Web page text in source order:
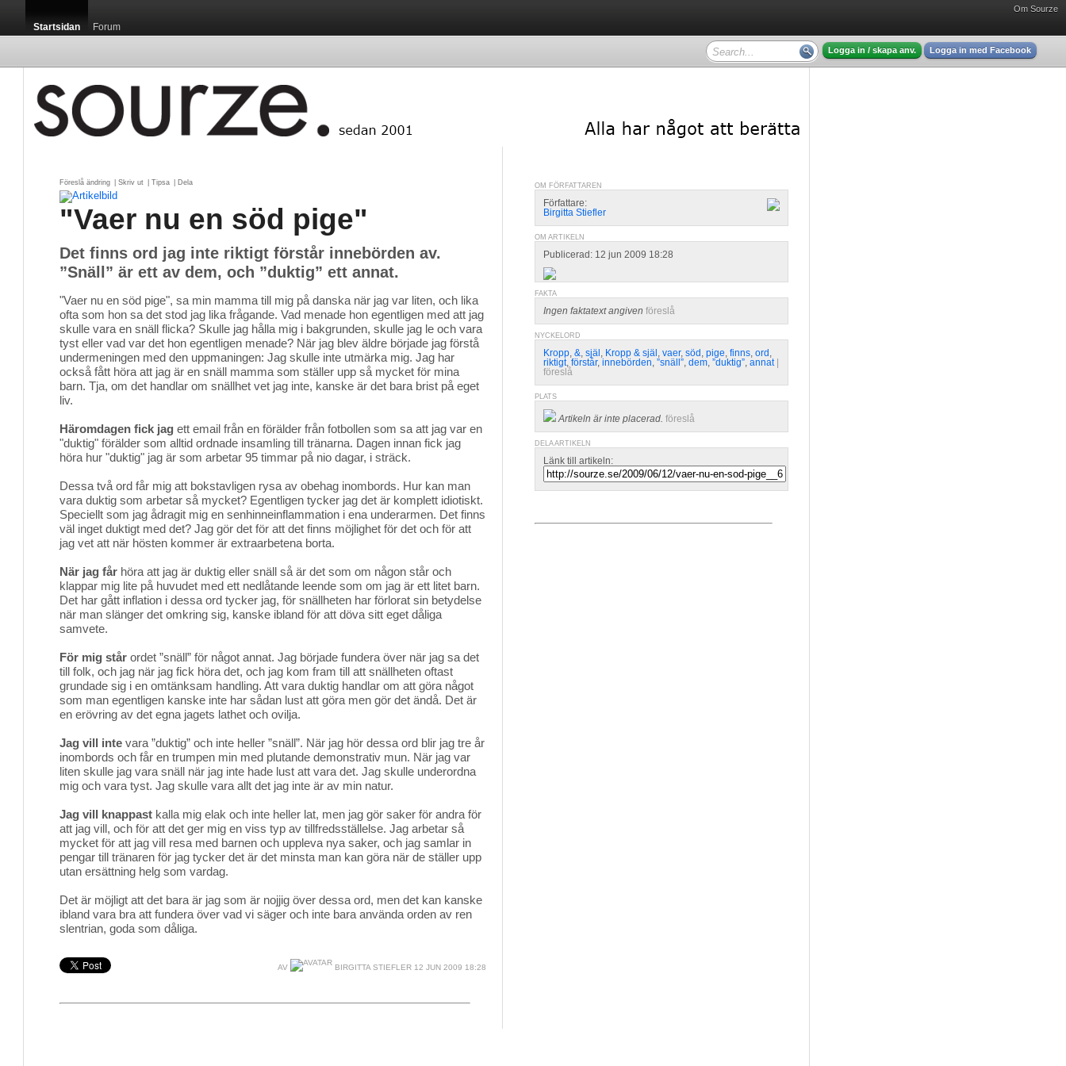
Om Sourze
Startsidan Forum
Logga in / skapa anv. Logga in med Facebook
Föreslå ändring Skriv ut Tipsa Dela
"Vaer nu en söd pige"
Det finns ord jag inte riktigt förstår innebörden av.
”Snäll” är ett av dem, och ”duktig” ett annat.
"Vaer nu en söd pige", sa min mamma till mig på danska när jag var liten, och lika
ofta som hon sa det stod jag lika frågande. Vad menade hon egentligen med att jag
skulle vara en snäll flicka? Skulle jag hålla mig i bakgrunden, skulle jag le och vara
tyst eller vad var det hon egentligen menade? När jag blev äldre började jag förstå
undermeningen med den uppmaningen: Jag skulle inte utmärka mig. Jag har
också fått höra att jag är en snäll mamma som ställer upp så mycket för mina
barn. Tja, om det handlar om snällhet vet jag inte, kanske är det bara brist på eget
liv.
Häromdagen fick jag ett email från en förälder från fotbollen som sa att jag var en
"duktig" förälder som alltid ordnade insamling till tränarna. Dagen innan fick jag
höra hur "duktig" jag är som arbetar 95 timmar på nio dagar, i sträck.
Dessa två ord får mig att bokstavligen rysa av obehag inombords. Hur kan man
vara duktig som arbetar så mycket? Egentligen tycker jag det är komplett idiotiskt.
Speciellt som jag ådragit mig en senhinneinflammation i ena underarmen. Det finns
väl inget duktigt med det? Jag gör det för att det finns möjlighet för det och för att
jag vet att när hösten kommer är extraarbetena borta.
När jag får höra att jag är duktig eller snäll så är det som om någon står och
klappar mig lite på huvudet med ett nedlåtande leende som om jag är ett litet barn.
Det har gått inflation i dessa ord tycker jag, för snällheten har förlorat sin betydelse
när man slänger det omkring sig, kanske ibland för att döva sitt eget dåliga
samvete.
För mig står ordet ”snäll” för något annat. Jag började fundera över när jag sa det
till folk, och jag när jag fick höra det, och jag kom fram till att snällheten oftast
grundade sig i en omtänksam handling. Att vara duktig handlar om att göra något
som man egentligen kanske inte har sådan lust att göra men gör det ändå. Det är
en erövring av det egna jagets lathet och ovilja.
Jag vill inte vara ”duktig” och inte heller ”snäll”. När jag hör dessa ord blir jag tre år
inombords och får en trumpen min med plutande demonstrativ mun. När jag var
liten skulle jag vara snäll när jag inte hade lust att vara det. Jag skulle underordna
mig och vara tyst. Jag skulle vara allt det jag inte är av min natur.
Jag vill knappast kalla mig elak och inte heller lat, men jag gör saker för andra för
att jag vill, och för att det ger mig en viss typ av tillfredsställelse. Jag arbetar så
mycket för att jag vill resa med barnen och uppleva nya saker, och jag samlar in
pengar till tränaren för jag tycker det är det minsta man kan göra när de ställer upp
utan ersättning helg som vardag.
Det är möjligt att det bara är jag som är nojjig över dessa ord, men det kan kanske
ibland vara bra att fundera över vad vi säger och inte bara använda orden av ren
slentrian, goda som dåliga.
AV BIRGITTA STIEFLER 12 JUN 2009 18:28
OM FÖRFATTAREN
Författare:
Birgitta Stiefler
OM ARTIKELN
Publicerad: 12 jun 2009 18:28
FAKTA
Ingen faktatext angiven föreslå
NYCKELORD
Kropp, &, själ , Kropp & själ , vaer, söd , pige, finns, ord ,
riktigt, förstår, innebörden, ”snäll”, dem, ”duktig”, annat
föreslå
PLATS
Artikeln är inte placerad. föreslå
DELA ARTIKELN
Länk till artikeln: